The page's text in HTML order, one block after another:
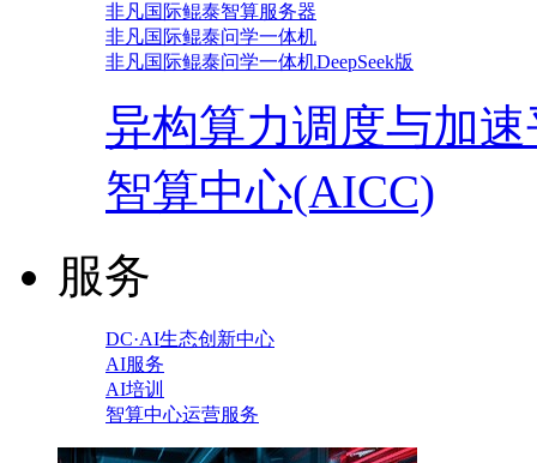
非凡国际鲲泰智算服务器
非凡国际鲲泰问学一体机
非凡国际鲲泰问学一体机DeepSeek版
异构算力调度与加
智算中心(AICC)
服务
DC·AI生态创新中心
AI服务
AI培训
智算中心运营服务